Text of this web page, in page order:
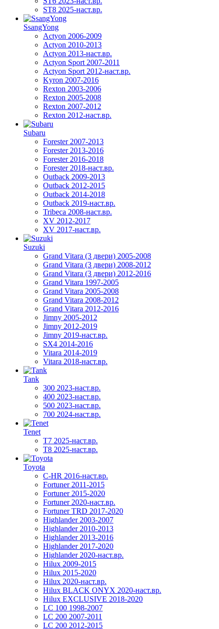
ST8 2025-наст.вр.
SsangYong
Actyon 2006-2009
Actyon 2010-2013
Actyon 2013-наст.вр.
Actyon Sport 2007-2011
Actyon Sport 2012-наст.вр.
Kyron 2007-2016
Rexton 2003-2006
Rexton 2005-2008
Rexton 2007-2012
Rexton 2012-наст.вр.
Subaru
Forester 2007-2013
Forester 2013-2016
Forester 2016-2018
Forester 2018-наст.вр.
Outback 2009-2013
Outback 2012-2015
Outback 2014-2018
Outback 2019-наст.вр.
Tribeca 2008-наст.вр.
XV 2012-2017
XV 2017-наст.вр.
Suzuki
Grand Vitara (3 двери) 2005-2008
Grand Vitara (3 двери) 2008-2012
Grand Vitara (3 двери) 2012-2016
Grand Vitara 1997-2005
Grand Vitara 2005-2008
Grand Vitara 2008-2012
Grand Vitara 2012-2016
Jimny 2005-2012
Jimny 2012-2019
Jimny 2019-наст.вр.
SX4 2014-2016
Vitara 2014-2019
Vitara 2018-наст.вр.
Tank
300 2023-наст.вр.
400 2023-наст.вр.
500 2023-наст.вр.
700 2024-наст.вр.
Tenet
T7 2025-наст.вр.
T8 2025-наст.вр.
Toyota
C-HR 2016-наст.вр.
Fortuner 2011-2015
Fortuner 2015-2020
Fortuner 2020-наст.вр.
Fortuner TRD 2017-2020
Highlander 2003-2007
Highlander 2010-2013
Highlander 2013-2016
Highlander 2017-2020
Highlander 2020-наст.вр.
Hilux 2009-2015
Hilux 2015-2020
Hilux 2020-наст.вр.
Hilux BLACK ONYX 2020-наст.вр.
Hilux EXCLUSIVE 2018-2020
LC 100 1998-2007
LC 200 2007-2011
LC 200 2012-2015